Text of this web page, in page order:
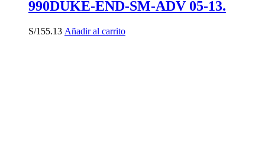
990DUKE-END-SM-ADV 05-13.
S/155.13 Añadir al carrito